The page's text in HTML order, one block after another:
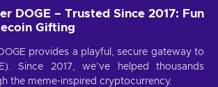
DOGE – Trusted Since 2017: Fun
Gifting
provides a playful, secure gateway to
Since 2017, we’ve helped thousands
the meme-inspired cryptocurrency.